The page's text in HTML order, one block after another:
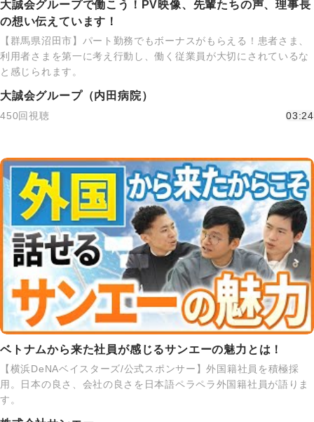
大誠会グループで働こう！PV映像、先輩たちの声、理事長
の想い伝えています！
【群馬県沼田市】パート勤務でもボーナスがもらえる！患者さま、
利用者さまを第一に考え行動し、働く従業員が大切にされているな
と感じられます。
大誠会グループ（内田病院）
450回視聴 03:24
ベトナムから来た社員が感じるサンエーの魅力とは！
【横浜DeNAベイスターズ/公式スポンサー】外国籍社員を積極採
用。日本の良さ、会社の良さを日本語ペラペラ外国籍社員が語りま
す。